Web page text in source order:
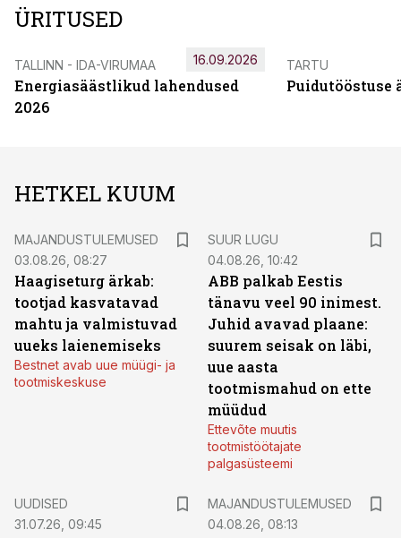
ÜRITUSED
TALLINN - IDA-VIRUMAA
Energiasäästlikud lahendused
2026
16.09.2026 TARTU
Puidutööstuse
HETKEL KUUM
MAJANDUSTULEMUSED
03.08.26, 08:27
Haagiseturg ärkab:
tootjad kasvatavad
mahtu ja valmistuvad
uueks laienemiseks
Bestnet avab uue müügi- ja
tootmiskeskuse
SUUR LUGU
04.08.26, 10:42
ABB palkab Eestis
tänavu veel 90 inimest.
Juhid avavad plaane:
suurem seisak on läbi,
uue aasta
tootmismahud on ette
müüdud
Ettevõte muutis
tootmistöötajate
palgasüsteemi
UUDISED
31.07.26, 09:45
MAJANDUSTULEMUSED
04.08.26, 08:13